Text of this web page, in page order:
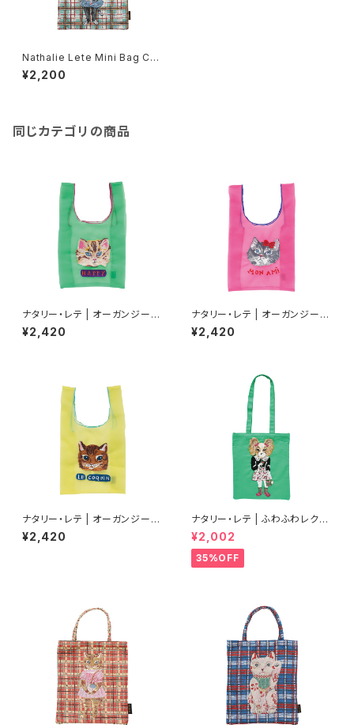
Nathalie Lete Mini Bag Ch
eck×Black cat
¥2,200
同じカテゴリの商品
ナタリー・レテ | オーガンジーバ
ッグ S ブルーアイ | Organdy
Bag S Blue eye
¥2,420
ナタリー・レテ | オーガンジーバ
ッグ S グレーキャット | Organd
y Bag S Gray cat
¥2,420
ナタリー・レテ | オーガンジーバ
ッグ S マヤ | Organdy Bag S
Maya
¥2,420
ナタリー・レテ | ふわふわレクタ
ングルトートバッグ ドッグ | Fluf
fy Rectangle tote bag Dog
¥2,002
35%OFF